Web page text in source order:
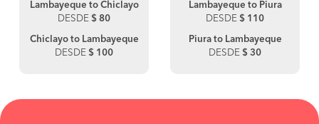
Lambayeque to Chiclayo
DESDE $ 80
Chiclayo to Lambayeque
DESDE $ 100
Lambayeque to Piura
DESDE $ 110
Piura to Lambayeque
DESDE $ 30